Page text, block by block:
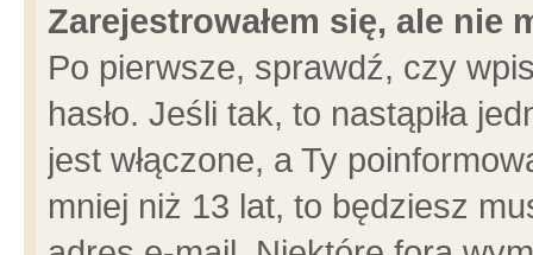
Zarejestrowałem się, ale nie
Po pierwsze, sprawdź, czy
hasło. Jeśli tak, to nastąpiła
jest włączone, a Ty
mniej niż 13 lat, to będziesz